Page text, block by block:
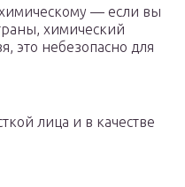
— если вы
химический
это небезопасно для
лица и в качестве